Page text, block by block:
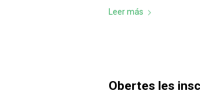
Leer más
Obertes les